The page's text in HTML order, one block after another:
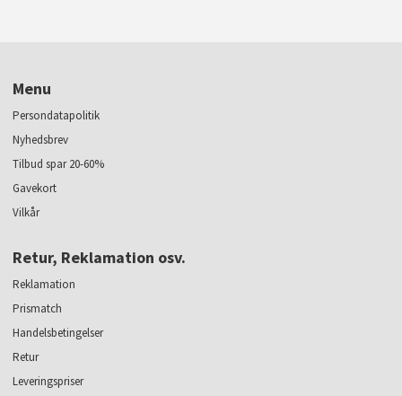
Menu
Persondatapolitik
Nyhedsbrev
Tilbud spar 20-60%
Gavekort
Vilkår
Retur, Reklamation osv.
Reklamation
Prismatch
Handelsbetingelser
Retur
Leveringspriser